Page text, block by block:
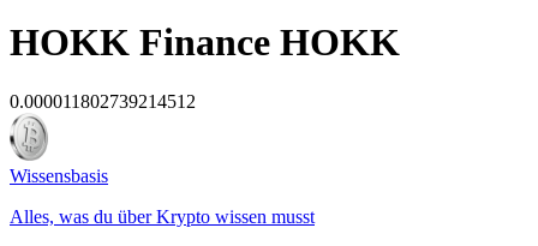
HOKK Finance HOKK
0.000011802739214512
Wissensbasis
Alles, was du über Krypto wissen musst